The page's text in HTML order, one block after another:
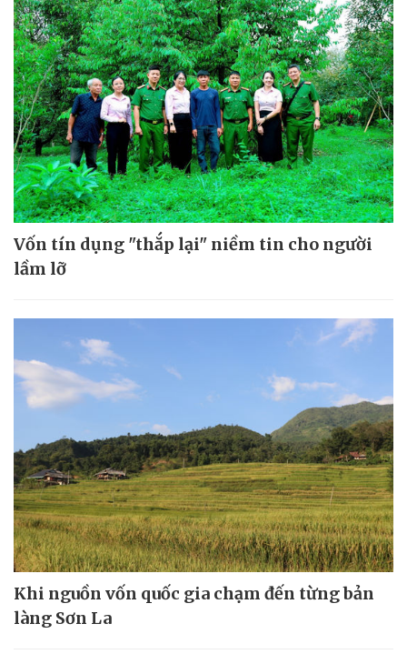
Vốn tín dụng "thắp lại" niềm tin cho người
lầm lỡ
Khi nguồn vốn quốc gia chạm đến từng bản
làng Sơn La